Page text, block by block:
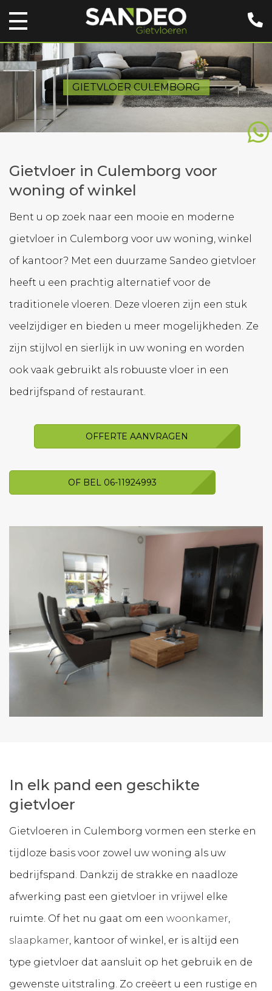
GIETVLOER CULEMBORG
Gietvloer in Culemborg voor
woning of winkel
Bent u op zoek naar een mooie en moderne
gietvloer in Culemborg voor uw woning, winkel
of kantoor? Met een duurzame Sandeo gietvloer
heeft u een prachtig alternatief voor de
traditionele vloeren. Deze vloeren zijn een stuk
veelzijdiger en bieden u meer mogelijkheden. Ze
zijn stijlvol en sierlijk in uw woning en worden
ook vaak gebruikt als robuuste vloer in een
bedrijfspand of restaurant.
OFFERTE AANVRAGEN
OF BEL 06-11924993
In elk pand een geschikte
gietvloer
Gietvloeren in Culemborg vormen een sterke en
tijdloze basis voor zowel uw woning als uw
bedrijfspand. Dankzij de strakke en naadloze
afwerking past een gietvloer in vrijwel elke
ruimte. Of het nu gaat om een woonkamer,
slaapkamer, kantoor of winkel, er is altijd een
type gietvloer dat aansluit op het gebruik en de
gewenste uitstraling. Zo creëert u een rustige en